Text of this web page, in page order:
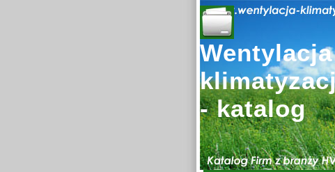
- katalog